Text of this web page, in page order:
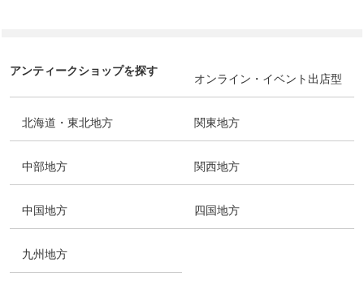
アンティークショップを探す
オンライン・イベント出店型
北海道・東北地方 関東地方
中部地方 関西地方
中国地方 四国地方
九州地方